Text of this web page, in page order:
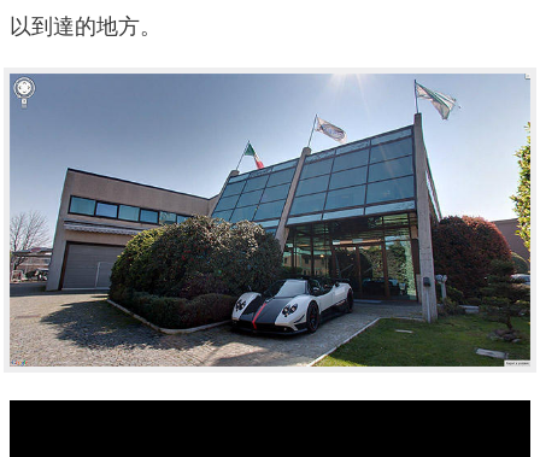
以到達的地方。